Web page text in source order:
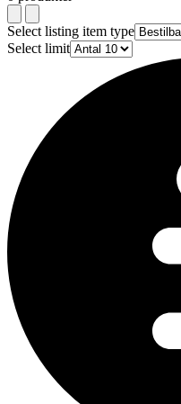
Select listing item type
Select limit